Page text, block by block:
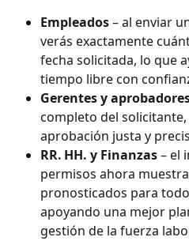
Empleados – al enviar
verás exactamente
fecha solicitada, lo que
tiempo libre con
Gerentes y
completo del
aprobación justa y
RR. HH. y Finanzas – el
permisos ahora
pronosticados para
apoyando una mejor
gestión de la fuerza